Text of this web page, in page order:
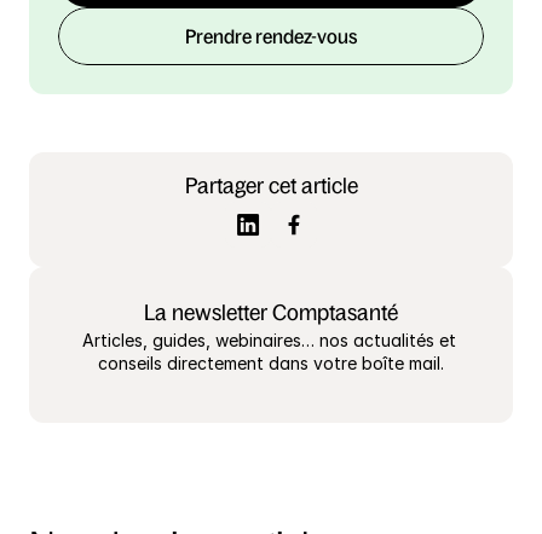
Partager cet article
La newsletter Comptasanté
Articles, guides, webinaires… nos actualités et
conseils directement dans votre boîte mail.
Prendre rendez-vous